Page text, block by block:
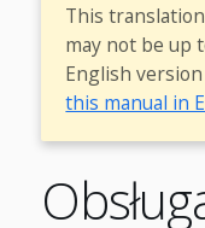
This
may not be up
English
this manual in